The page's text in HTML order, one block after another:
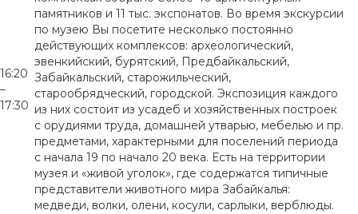
16:20
–
17:30
памятников и 11 тыс. экспонатов. Во время экскурсии
по музею Вы посетите несколько постоянно
действующих комплексов: археологический,
эвенкийский, бурятский, Предбайкальский,
Забайкальский, старожильческий,
старообрядческий, городской. Экспозиция каждого
из них состоит из усадеб и хозяйственных построек
с орудиями труда, домашней утварью, мебелью и пр.
предметами, характерными для поселений периода
с начала 19 по начало 20 века. Есть на территории
музея и «живой уголок», где содержатся типичные
представители животного мира Забайкалья:
медведи, волки, олени, косули, сарлыки, верблюды.